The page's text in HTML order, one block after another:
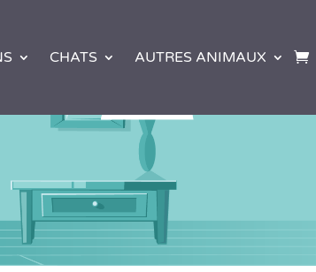
CHATS AUTRES ANIMAUX